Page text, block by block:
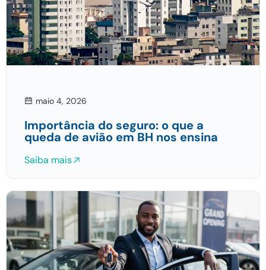
maio 4, 2026
Importância do seguro: o que a
queda de avião em BH nos ensina
Saiba mais